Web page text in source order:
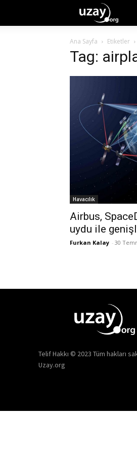
Ana Sayfa Etiketler
Tag:
Havacılık
Airbus,
uydu ile
Furkan Kalay - 30
Telif Hakkı © 2023 Tüm hakları
Uzay.org